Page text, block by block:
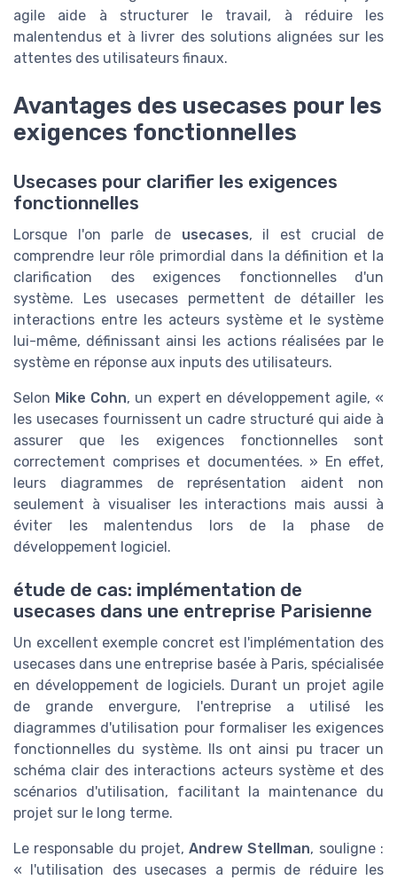
agile aide à structurer le travail, à réduire les
malentendus et à livrer des solutions alignées sur les
attentes des utilisateurs finaux.
Avantages des usecases pour les
exigences fonctionnelles
Usecases pour clarifier les exigences
fonctionnelles
Lorsque l'on parle de usecases, il est crucial de
comprendre leur rôle primordial dans la définition et la
clarification des exigences fonctionnelles d'un
système. Les usecases permettent de détailler les
interactions entre les acteurs système et le système
lui-même, définissant ainsi les actions réalisées par le
système en réponse aux inputs des utilisateurs.
Selon Mike Cohn, un expert en développement agile, «
les usecases fournissent un cadre structuré qui aide à
assurer que les exigences fonctionnelles sont
correctement comprises et documentées. » En effet,
leurs diagrammes de représentation aident non
seulement à visualiser les interactions mais aussi à
éviter les malentendus lors de la phase de
développement logiciel.
étude de cas: implémentation de
usecases dans une entreprise Parisienne
Un excellent exemple concret est l'implémentation des
usecases dans une entreprise basée à Paris, spécialisée
en développement de logiciels. Durant un projet agile
de grande envergure, l'entreprise a utilisé les
diagrammes d'utilisation pour formaliser les exigences
fonctionnelles du système. Ils ont ainsi pu tracer un
schéma clair des interactions acteurs système et des
scénarios d'utilisation, facilitant la maintenance du
projet sur le long terme.
Le responsable du projet,Andrew Stellman, souligne :
« l'utilisation des usecases a permis de réduire les